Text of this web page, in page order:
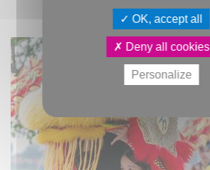
OK, accept all
Deny all cookies
Personalize